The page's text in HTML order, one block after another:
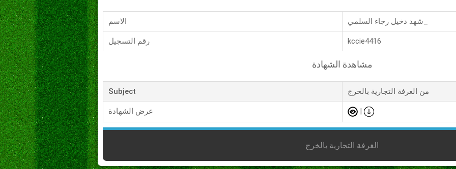
الاسم
رقم التسجيل kccie4416
مشاهدة الشهادة
Subject من الغرفة التجارية بالخرج
عرض الشهادة |
الغرفة التجارية بالخرج